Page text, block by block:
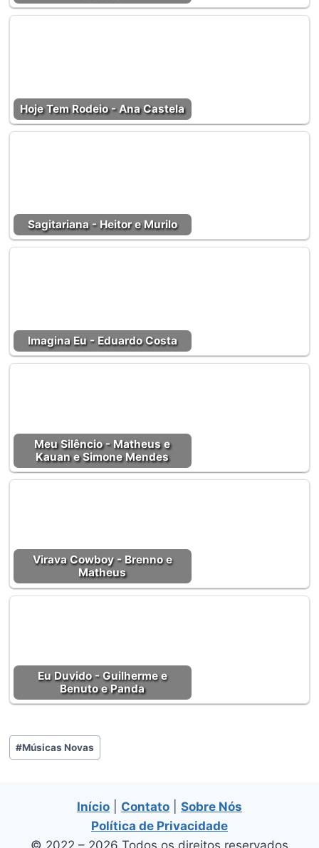
Hoje Tem Rodeio - Ana Castela
Sagitariana - Heitor e Murilo
Imagina Eu - Eduardo Costa
Meu Silêncio - Matheus e
Kauan e Simone Mendes
Virava Cowboy - Brenno e
Matheus
Eu Duvido - Guilherme e
Benuto e Panda
Tags
do
#Músicas Novas
Início Contato
Sobre Nós
Política de Privacidade
© 2022 – 2026 Todos os direitos reservados